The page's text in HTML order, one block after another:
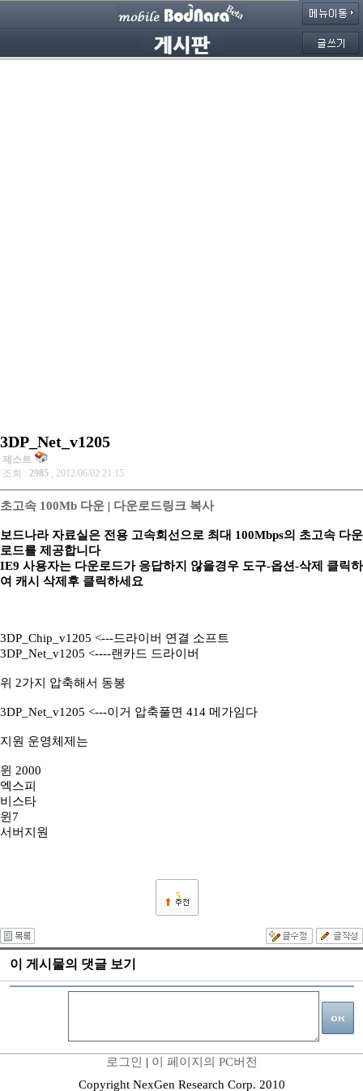
3DP_Net_v1205
제스트
조회 : 2985 , 2012/06/02 21:15
초고속 100Mb 다운 | 다운로드링크 복사
보드나라 자료실은 전용 고속회선으로 최대 100Mbps의 초고속 다운
로드를 제공합니다
IE9 사용자는 다운로드가 응답하지 않을경우 도구-옵션-삭제 클릭하
여 캐시 삭제후 클릭하세요
3DP_Chip_v1205 <---드라이버 연결 소프트
3DP_Net_v1205 <----랜카드 드라이버
위 2가지 압축해서 동봉
3DP_Net_v1205 <---이거 압축풀면 414 메가임다
지원 운영체제는
윈 2000
엑스피
비스타
윈7
서버지원
5
이 게시물의 댓글 보기
로그인 | 이 페이지의 PC버전
Copyright NexGen Research Corp. 2010